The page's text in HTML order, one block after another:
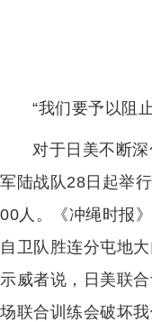
“我们要予以阻
对于日美不断
军陆战队28日起举
00人。《冲绳时报
自卫队胜连分屯地
示威者说，日美联
场联合训练会破坏